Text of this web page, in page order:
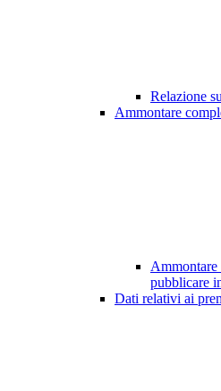
Relazione
Ammontare
Ammontare
pubblicare
Dati relativi ai